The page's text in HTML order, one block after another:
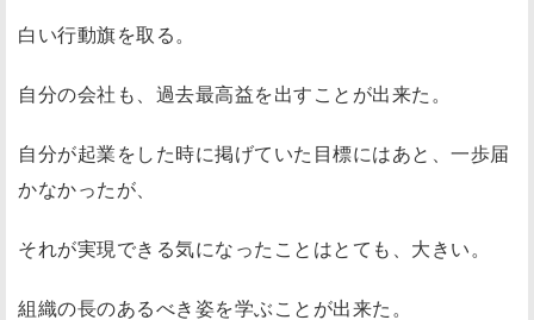
白い行動旗を取る。
自分の会社も、過去最高益を出すことが出来た。
自分が起業をした時に掲げていた目標にはあと、一歩届
かなかったが、
それが実現できる気になったことはとても、大きい。
組織の長のあるべき姿を学ぶことが出来た。